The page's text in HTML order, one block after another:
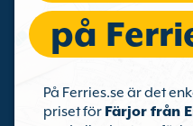
på
På Ferries.se är det
priset för Färjor från